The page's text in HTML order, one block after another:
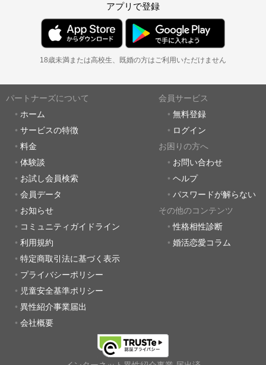
アプリで登録
18歳未満または高校生、既婚の方はご利用いただけません
パートナーズについて
ホーム
サービスの特徴
料金
体験談
お試し会員検索
会員データ
お知らせ
コミュニティガイドライン
利用規約
特定商取引法に基づく表示
プライバシーポリシー
児童安全基準ポリシー
異性紹介事業届出
会社概要
会員サービス
無料登録
ログイン
お困りの方へ
お問い合わせ
ヘルプ
パスワードが解らない
その他のコンテンツ
性格相性診断
婚活恋愛コラム